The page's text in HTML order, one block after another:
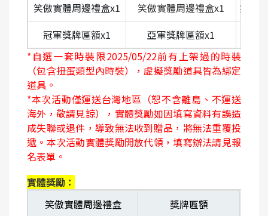
笑傲實體周邊禮盒x1 笑傲實體周邊禮盒x1
笑傲
冠軍獎牌匾額x1 亞軍獎牌匾額x1
*自選一套時裝限2025/05/22前有上架過的時裝
（包含扭蛋類型內時裝），虛擬獎勵道具皆為綁定
道具。
*本次活動僅運送台灣地區（恕不含離島、不運送
海外，敬請見諒），實體獎勵如因填寫資料有誤造
成失聯或退件，導致無法收到贈品，將無法重覆投
遞。本次活動實體獎勵開放代領，填寫辦法請見報
名表單。
實體獎勵：
笑傲實體周邊禮盒
獎牌匾額